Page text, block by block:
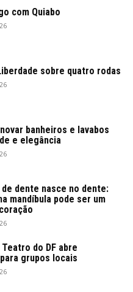
com Quiabo
sobre quatro rodas
banheiros e lavabos
e elegância
dente nasce no dente:
mandíbula pode ser um
do DF abre
grupos locais